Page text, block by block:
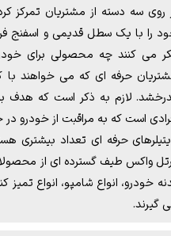
روی سه دسته از مشتریان تمرکز
را با یک سطل قدیمی و اسفنج
می کنند چه محصولی برای
حرفه ای که می خواهند
لازم به ذکر است که هدف
است که به مراقبت از خودرو در
حرفه ای تعداد بیشتری
واکس طیف گسترده ای از
خودرو، انواع شامپو، انواع
گیرند.